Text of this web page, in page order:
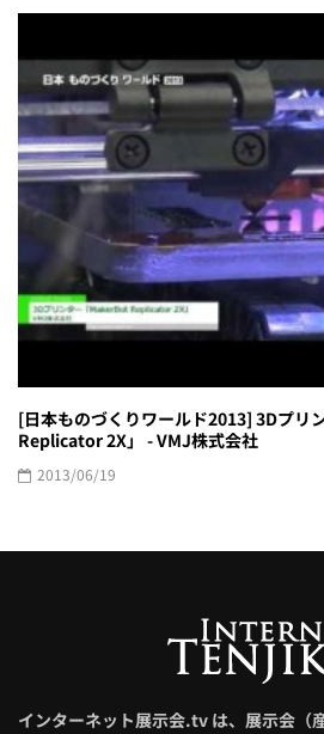
[日本ものづくりワールド2013] 3Dプリ
Replicator 2X」 - VMJ株式会社
2013/06/19
インターネット展示会.tv は、展示会（